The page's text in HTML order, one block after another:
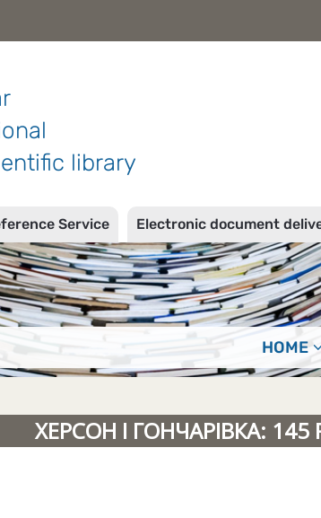
library
Service Electronic document
HOME
ХЕРСОН І ГОНЧАРІВКА: